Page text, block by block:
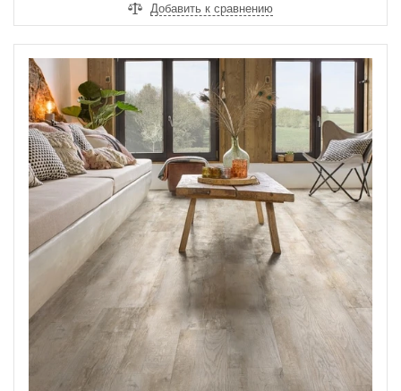
Добавить к сравнению